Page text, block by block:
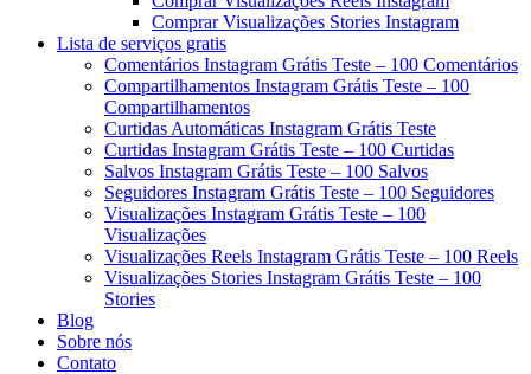
Comprar Visualizações Stories Instagram
Lista de serviços gratis
Comentários Instagram Grátis Teste – 100 Comentários
Compartilhamentos Instagram Grátis Teste – 100
Compartilhamentos
Curtidas Automáticas Instagram Grátis Teste
Curtidas Instagram Grátis Teste – 100 Curtidas
Salvos Instagram Grátis Teste – 100 Salvos
Seguidores Instagram Grátis Teste – 100 Seguidores
Visualizações Instagram Grátis Teste – 100
Visualizações
Visualizações Reels Instagram Grátis Teste – 100 Reels
Visualizações Stories Instagram Grátis Teste – 100
Stories
Blog
Sobre nós
Contato